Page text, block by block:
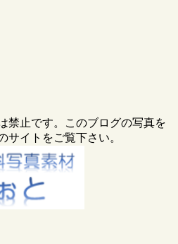
禁止です。このブログの写真を
サイトをご覧下さい。